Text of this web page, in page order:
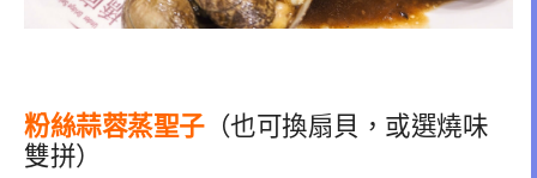
粉絲蒜蓉蒸聖子（也可換扇貝，或選燒味
雙拼）